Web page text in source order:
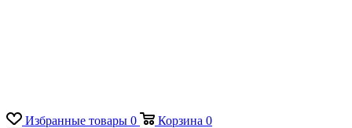
Избранные товары 0 Корзина 0